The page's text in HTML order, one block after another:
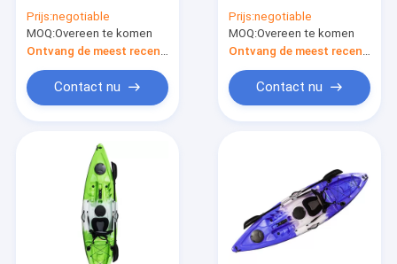
LLDPE Drie Lagen
Prijs:negotiable
MOQ:Overeen te komen
Contact nu
Hoogste Plastic
Stabiliteit vissen
Prijs:negotiable
MOQ:Overeen te komen
Contact nu